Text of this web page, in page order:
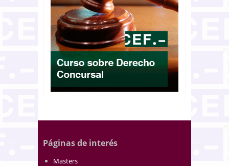
Páginas de interés
Masters